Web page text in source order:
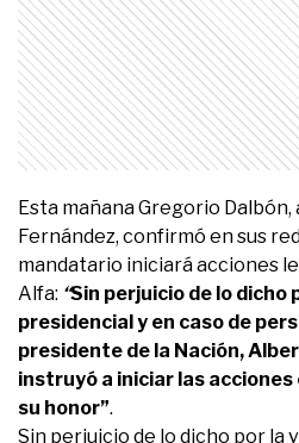
Esta mañana Gregorio
Fernández, confirmó en sus
mandatario iniciará acciones
Alfa: “Sin perjuicio de lo dicho
presidencial y en caso de
presidente de la Nación,
instruyó a iniciar las
su honor”.
Sin perjuicio de lo dicho por la